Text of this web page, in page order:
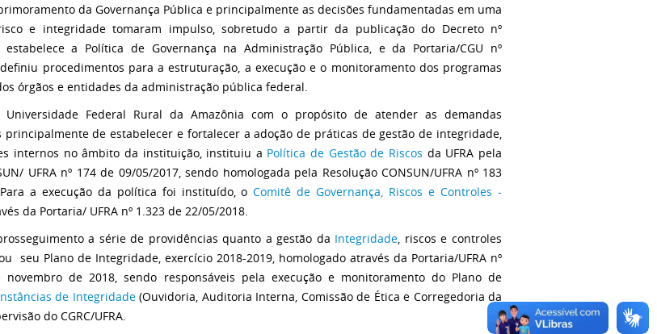
da Governança Pública e principalmente as decisões fundamentadas em uma
e integridade tomaram impulso, sobretudo a partir da publicação do Decreto nº
estabelece a Política de Governança na Administração Pública, e da Portaria/CGU nº
procedimentos para a estruturação, a execução e o monitoramento dos programas
órgãos e entidades da administração pública federal.
Universidade Federal Rural da Amazônia com o propósito de atender as demandas
principalmente de estabelecer e fortalecer a adoção de práticas de gestão de integridade,
internos no âmbito da instituição, instituiu a Política de Gestão de Riscos da UFRA pela
UFRA nº 174 de 09/05/2017, sendo homologada pela Resolução CONSUN/UFRA nº 183
a execução da política foi instituído, oComitê de Governança, Riscos e Controles -
da Portaria/ UFRA nº 1.323 de 22/05/2018.
a série de providências quanto a gestão da Integridade , riscos e controles
seu Plano de Integridade, exercício 2018-2019, homologado através da Portaria/UFRA nº
de 2018, sendo responsáveis pela execução e monitoramento do Plano de
de Integridade(Ouvidoria, Auditoria Interna, Comissão de Ética e Corregedoria da
do CGRC/UFRA.